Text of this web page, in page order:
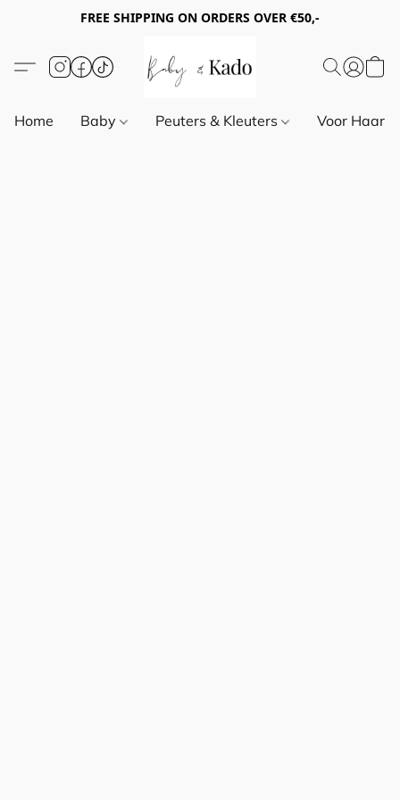
FREE SHIPPING ON ORDERS OVER €50,-
Home Baby Peuters & Kleuters Voor Haar